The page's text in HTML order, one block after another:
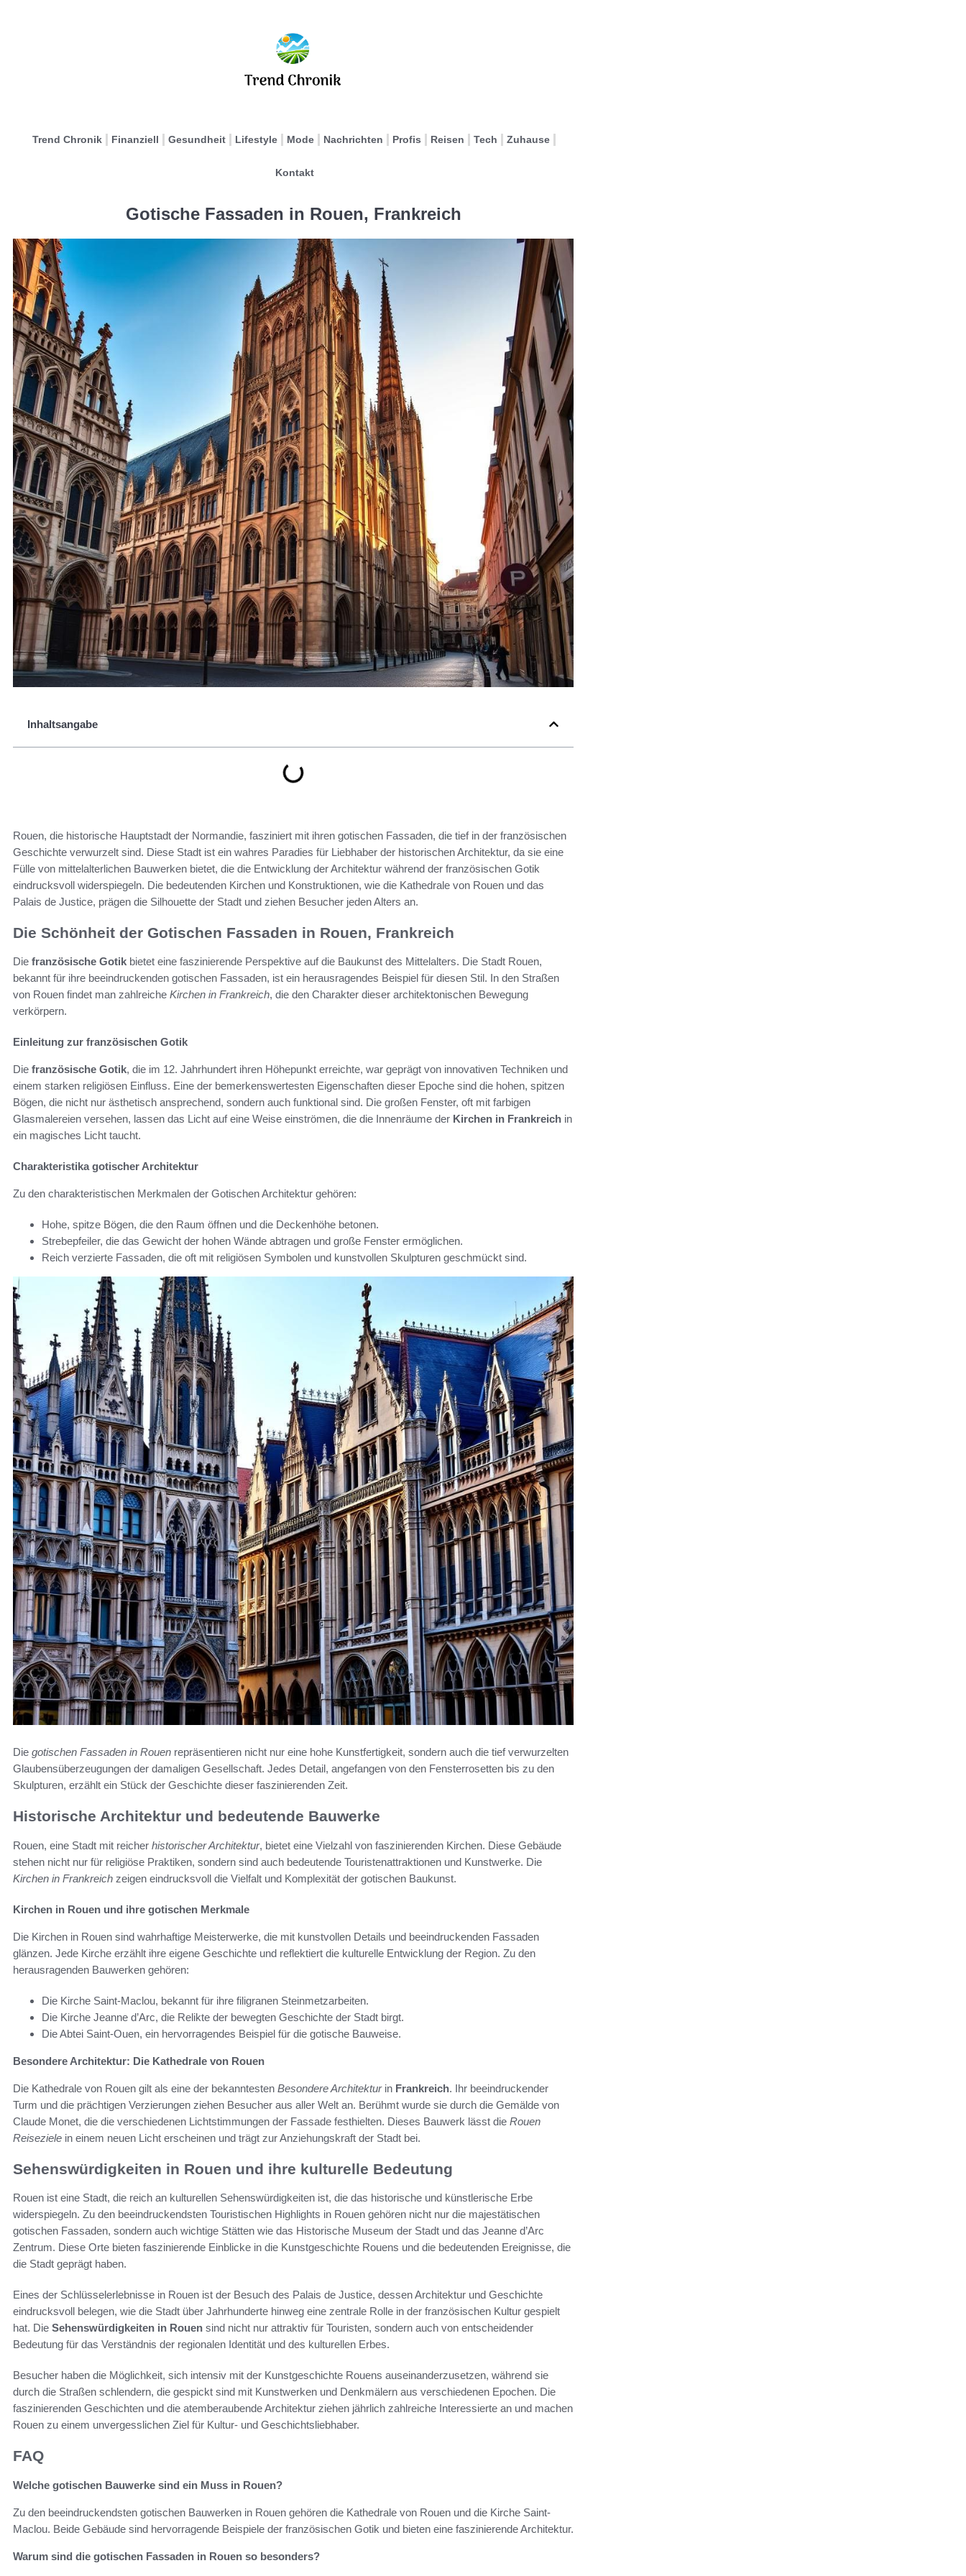
Trend Chronik Finanziell Gesundheit Lifestyle Mode Nachrichten Profis Reisen Tech Zuhause
Kontakt
Gotische Fassaden in Rouen, Frankreich
Inhaltsangabe
Rouen, die historische Hauptstadt der Normandie, fasziniert mit ihren gotischen Fassaden, die tief in der französischen
Geschichte verwurzelt sind. Diese Stadt ist ein wahres Paradies für Liebhaber der historischen Architektur, da sie eine
Fülle von mittelalterlichen Bauwerken bietet, die die Entwicklung der Architektur während der französischen Gotik
eindrucksvoll widerspiegeln. Die bedeutenden Kirchen und Konstruktionen, wie die Kathedrale von Rouen und das
Palais de Justice, prägen die Silhouette der Stadt und ziehen Besucher jeden Alters an.
Die Schönheit der Gotischen Fassaden in Rouen, Frankreich
Die französische Gotik bietet eine faszinierende Perspektive auf die Baukunst des Mittelalters. Die Stadt Rouen,
bekannt für ihre beeindruckenden gotischen Fassaden, ist ein herausragendes Beispiel für diesen Stil. In den Straßen
von Rouen findet man zahlreiche Kirchen in Frankreich, die den Charakter dieser architektonischen Bewegung
verkörpern.
Einleitung zur französischen Gotik
Die französische Gotik, die im 12. Jahrhundert ihren Höhepunkt erreichte, war geprägt von innovativen Techniken und
einem starken religiösen Einfluss. Eine der bemerkenswertesten Eigenschaften dieser Epoche sind die hohen, spitzen
Bögen, die nicht nur ästhetisch ansprechend, sondern auch funktional sind. Die großen Fenster, oft mit farbigen
Glasmalereien versehen, lassen das Licht auf eine Weise einströmen, die die Innenräume der Kirchen in Frankreich in
ein magisches Licht taucht.
Charakteristika gotischer Architektur
Zu den charakteristischen Merkmalen der Gotischen Architektur gehören:
Hohe, spitze Bögen, die den Raum öffnen und die Deckenhöhe betonen.
Strebepfeiler, die das Gewicht der hohen Wände abtragen und große Fenster ermöglichen.
Reich verzierte Fassaden, die oft mit religiösen Symbolen und kunstvollen Skulpturen geschmückt sind.
Die gotischen Fassaden in Rouen repräsentieren nicht nur eine hohe Kunstfertigkeit, sondern auch die tief verwurzelten
Glaubensüberzeugungen der damaligen Gesellschaft. Jedes Detail, angefangen von den Fensterrosetten bis zu den
Skulpturen, erzählt ein Stück der Geschichte dieser faszinierenden Zeit.
Historische Architektur und bedeutende Bauwerke
Rouen, eine Stadt mit reicher historischer Architektur, bietet eine Vielzahl von faszinierenden Kirchen. Diese Gebäude
stehen nicht nur für religiöse Praktiken, sondern sind auch bedeutende Touristenattraktionen und Kunstwerke. Die
Kirchen in Frankreich zeigen eindrucksvoll die Vielfalt und Komplexität der gotischen Baukunst.
Kirchen in Rouen und ihre gotischen Merkmale
Die Kirchen in Rouen sind wahrhaftige Meisterwerke, die mit kunstvollen Details und beeindruckenden Fassaden
glänzen. Jede Kirche erzählt ihre eigene Geschichte und reflektiert die kulturelle Entwicklung der Region. Zu den
herausragenden Bauwerken gehören:
Die Kirche Saint-Maclou, bekannt für ihre filigranen Steinmetzarbeiten.
Die Kirche Jeanne d’Arc, die Relikte der bewegten Geschichte der Stadt birgt.
Die Abtei Saint-Ouen, ein hervorragendes Beispiel für die gotische Bauweise.
Besondere Architektur: Die Kathedrale von Rouen
Die Kathedrale von Rouen gilt als eine der bekanntesten Besondere Architekturin Frankreich. Ihr beeindruckender
Turm und die prächtigen Verzierungen ziehen Besucher aus aller Welt an. Berühmt wurde sie durch die Gemälde von
Claude Monet, die die verschiedenen Lichtstimmungen der Fassade festhielten. Dieses Bauwerk lässt die Rouen
Reiseziele in einem neuen Licht erscheinen und trägt zur Anziehungskraft der Stadt bei.
Sehenswürdigkeiten in Rouen und ihre kulturelle Bedeutung
Rouen ist eine Stadt, die reich an kulturellen Sehenswürdigkeiten ist, die das historische und künstlerische Erbe
widerspiegeln. Zu den beeindruckendsten Touristischen Highlights in Rouen gehören nicht nur die majestätischen
gotischen Fassaden, sondern auch wichtige Stätten wie das Historische Museum der Stadt und das Jeanne d’Arc
Zentrum. Diese Orte bieten faszinierende Einblicke in die Kunstgeschichte Rouens und die bedeutenden Ereignisse, die
die Stadt geprägt haben.
Eines der Schlüsselerlebnisse in Rouen ist der Besuch des Palais de Justice, dessen Architektur und Geschichte
eindrucksvoll belegen, wie die Stadt über Jahrhunderte hinweg eine zentrale Rolle in der französischen Kultur gespielt
hat. Die Sehenswürdigkeiten in Rouen sind nicht nur attraktiv für Touristen, sondern auch von entscheidender
Bedeutung für das Verständnis der regionalen Identität und des kulturellen Erbes.
Besucher haben die Möglichkeit, sich intensiv mit der Kunstgeschichte Rouens auseinanderzusetzen, während sie
durch die Straßen schlendern, die gespickt sind mit Kunstwerken und Denkmälern aus verschiedenen Epochen. Die
faszinierenden Geschichten und die atemberaubende Architektur ziehen jährlich zahlreiche Interessierte an und machen
Rouen zu einem unvergesslichen Ziel für Kultur- und Geschichtsliebhaber.
FAQ
Welche gotischen Bauwerke sind ein Muss in Rouen?
Zu den beeindruckendsten gotischen Bauwerken in Rouen gehören die Kathedrale von Rouen und die Kirche Saint-
Maclou. Beide Gebäude sind hervorragende Beispiele der französischen Gotik und bieten eine faszinierende Architektur.
Warum sind die gotischen Fassaden in Rouen so besonders?